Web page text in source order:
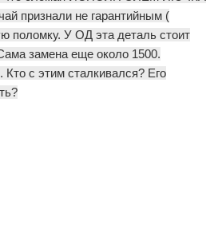
признали не гарантийным (
поломку. У ОД эта деталь стоит
замена еще около 1500.
с этим сталкивался? Его